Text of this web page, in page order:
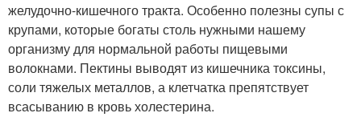
желудочно-кишечного тракта. Особенно полезны супы с
крупами, которые богаты столь нужными нашему
организму для нормальной работы пищевыми
волокнами. Пектины выводят из кишечника токсины,
соли тяжелых металлов, а клетчатка препятствует
всасыванию в кровь холестерина.